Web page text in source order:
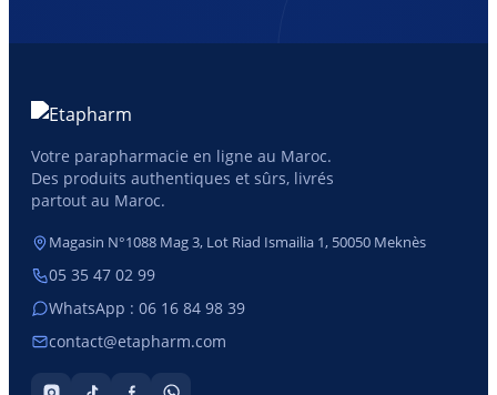
Votre parapharmacie en ligne au Maroc.
Des produits authentiques et sûrs, livrés
partout au Maroc.
Magasin N°1088 Mag 3, Lot Riad Ismailia 1, 50050 Meknès
05 35 47 02 99
WhatsApp : 06 16 84 98 39
contact@etapharm.com